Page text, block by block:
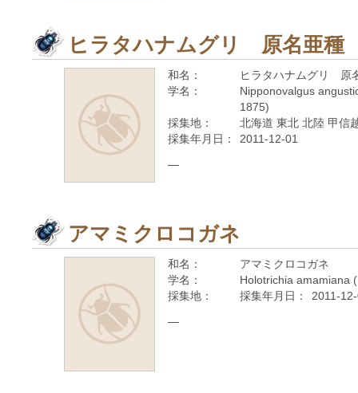
ヒラタハナムグリ 原名亜種
和名：
ヒラタハナムグリ 原
学名：
Nipponovalgus
1875)
採集地：
北海道 東北 北陸 甲信
採集年月日：
2011-12-01
—
アマミクロコガネ
和名：
アマミクロコガネ
学名：
Holotrichia amamiana
採集地：
採集年月日： 2011-
—